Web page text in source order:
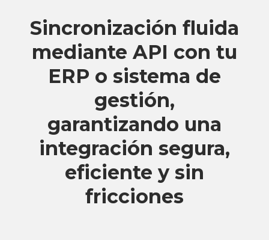
Sincronización fluida
mediante API con tu
ERP o sistema de
gestión,
garantizando una
integración segura,
eficiente y sin
fricciones